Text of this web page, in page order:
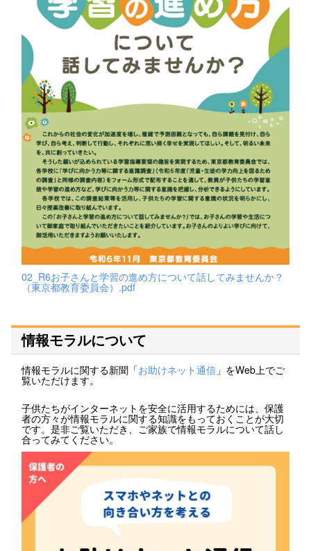
02_R6お子さんと学習の進め方について話してみませんか？
（東京都教育委員会）.pdf
情報モラルについて
情報モラルに関する新聞「お助けネット通信 」をWeb上でご
覧いただけます。
子供たちがインターネットを安全に活用するためには、保護
者の方々が情報モラルに関する知識をもっておくことが大切
です。是非ご覧いただき、ご家族で情報モラルについて話し
合ってみてください。